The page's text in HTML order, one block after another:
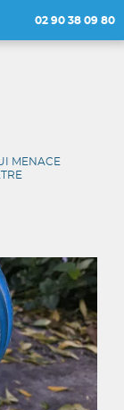
02 90 38 09 80
MENACE